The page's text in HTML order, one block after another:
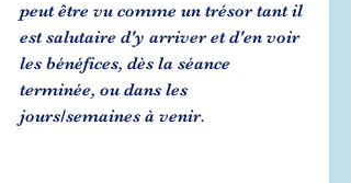
peut être vu comme un trésor tant il
est salutaire d'y arriver et d'en voir
les bénéfices, dès la séance
terminée, ou dans les
jours/semaines à venir.